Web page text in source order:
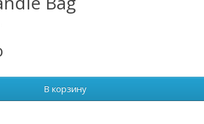
В корзину